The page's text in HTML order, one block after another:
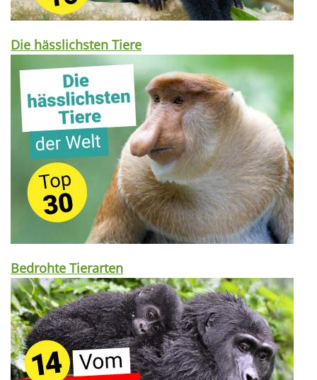
Die hässlichsten Tiere
Bedrohte Tierarten